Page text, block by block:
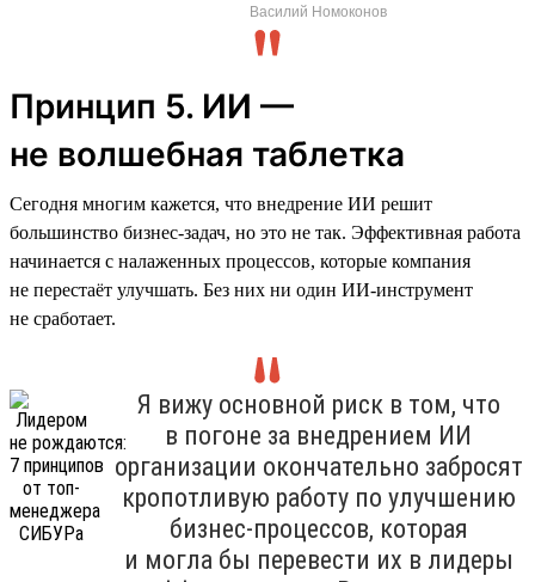
Василий Номоконов
Принцип 5. ИИ —
не волшебная таблетка
Сегодня многим кажется, что внедрение ИИ решит
большинство бизнес-задач, но это не так. Эффективная работа
начинается с налаженных процессов, которые компания
не перестаёт улучшать. Без них ни один ИИ-инструмент
не сработает.
Я вижу основной риск в том, что
в погоне за внедрением ИИ
организации окончательно забросят
кропотливую работу по улучшению
бизнес-процессов, которая
и могла бы перевести их в лидеры